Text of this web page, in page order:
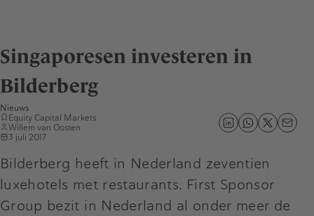
Singaporesen investeren in
Bilderberg
Nieuws
Equity Capital Markets
Willem van Oosten
3 juli 2017
Bilderberg heeft in Nederland zeventien
luxehotels met restaurants. First Sponsor
Group bezit in Nederland al onder meer de